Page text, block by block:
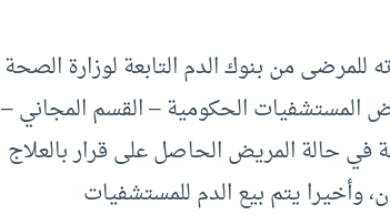
من بنوك الدم التابعة لوزارة الصحة
المستشفيات الحكومية – القسم المجاني –
في حالة المريض الحاصل على قرار بالعلاج
وأخيرا يتم بيع الدم للمستشفيات